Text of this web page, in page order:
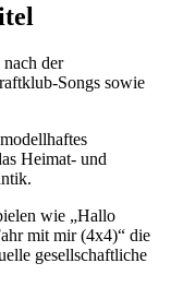
der
Songs sowie
Heimat- und
wie „Hallo
mit mir (4x4)“ die
gesellschaftliche